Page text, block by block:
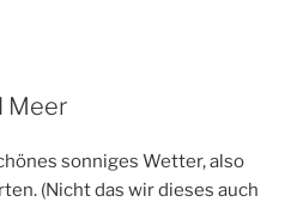
Meer
sonniges Wetter, also
(Nicht das wir dieses auch